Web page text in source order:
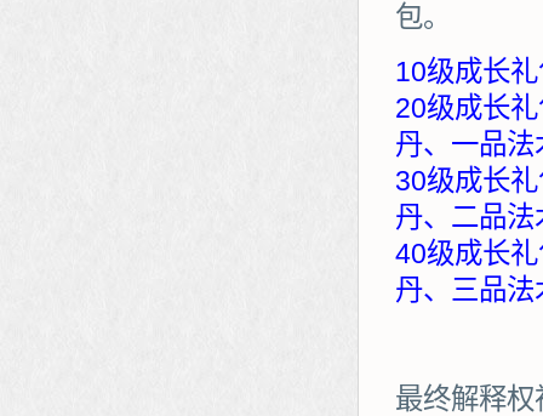
包。
10级成长
20级成长
丹、一品法
30级成长
丹、二品法
40级成长
丹、三品法
最终解释